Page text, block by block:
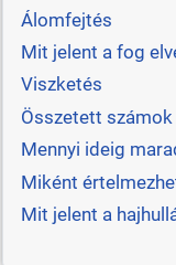
Álomfejtés
Mit jelent a fog
Viszketés
Összetett számok
Mennyi ideig
Miként
Mit jelent a